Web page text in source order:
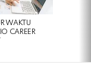
WAKTU
CAREER